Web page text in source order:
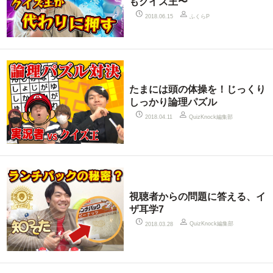
2018.06.15 ふくらP
たまには頭の体操を！じっくり
しっかり論理パズル
2018.04.11 QuizKnock編集部
視聴者からの問題に答える、イ
ザ耳学7
2018.03.28 QuizKnock編集部